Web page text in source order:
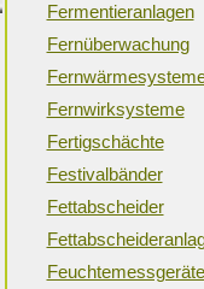
Fermentieranlagen
Fernüberwachung
Fernwirksysteme
Fertigschächte
Festivalbänder
Fettabscheider
Feuchtemessgeräte